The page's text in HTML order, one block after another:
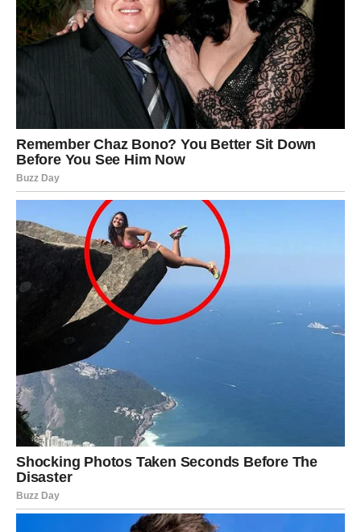
Partner će vam biti najveći oslonac, a zajedno ćete
donositi odluke koje će unaprijediti vaš zajednički život.
Vaša bliskost postaće još snažnija, a osjećaj sigurnosti
veći nego ikada.
Jedna velika želja konačno će
postati stvarnost
Zvijezde pokazuju da ćete ostvariti cilj koji vam je već
dugo veoma važan.
To može biti nešto povezano sa poslom, finansijama,
porodicom ili privatnim životom. Ono što će vas posebno